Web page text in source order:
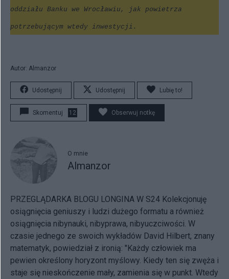
oddziału Banku we Wrocławiu, jak powietrza
potrzebującym wtedy inwestycji.
Autor: Almanzor
Udostępnij Udostępnij Lubię to!
Skomentuj 12 Obserwuj notkę
O mnie
Almanzor
PRZEGLĄDARKA BLOGU LONGINA W S24 Kolekcjonuję
osiągnięcia geniuszy i ludzi dużego formatu a również
osiągnięcia nibynauki, nibyprawa, nibyuczciwości. W
czasie jednego ze swoich wykładów David Hilbert, znany
matematyk, powiedział z ironią: "Każdy człowiek ma
pewien określony horyzont myślowy. Kiedy ten się zwęża i
staje się nieskończenie mały, zamienia się w punkt. Wtedy